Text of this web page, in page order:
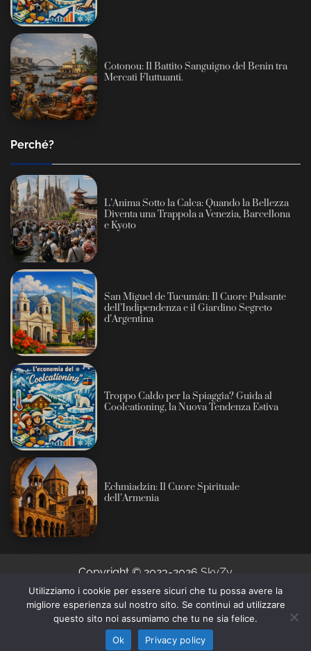
Cotonou: Il Battito Sanguigno del Benin tra
Mercati Fluttuanti.
Perché?
L’Anima Sotto la Calca: Quando la Bellezza
Diventa una Trappola a Venezia, Barcellona
e Kyoto
San Miguel de Tucumán: Il Cuore Pulsante
dell’Indipendenza e il Giardino Segreto
d’Argentina
Troppo Caldo per la Spiaggia? Guida al
Coolcationing, la Nuova Tendenza Estiva
Echmiadzin: Il Cuore Spirituale
dell’Armenia
Copyright © 2023-2026 SkyZy
Informativa sull’intelligenza artificiale: alcuni contenuti
di questo sito sono prodotti con l’ausilio di sistemi
automatici e revisionati prima della pubblicazione (AI
Act, Regolamento UE 2024/1689).
Utilizziamo i cookie per essere sicuri che tu possa avere la
migliore esperienza sul nostro sito. Se continui ad utilizzare
questo sito noi assumiamo che tu ne sia felice.
Ok
Privacy policy